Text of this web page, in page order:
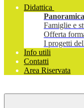
Didattica
Panoramica
Famiglie e
Offerta
I progetti
Info utili
Contatti
Area Riservata